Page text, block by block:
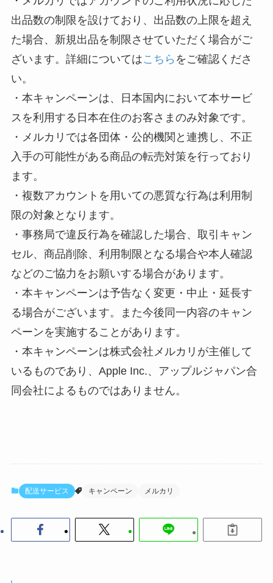
出品数の制限を設けており、出品数の上限を超え
た場合、新規出品を制限させていただく場合がご
ざいます。詳細についてはこちら をご確認くださ
い。
・本キャンペーンは、日本国内において本サービ
スを利用する日本在住のお客さまのみ対象です。
・メルカリでは各団体・公的機関と連携し、不正
入手の可能性がある商品の転売対策を行っており
ます。
・複数アカウントを用いての悪質な行為は利用制
限の対象となります。
・事務局で違反行為を確認した場合、取引キャン
セル、商品削除、利用制限となる場合や本人確認
などのご協力をお願いする場合があります。
・本キャンペーンは予告なく変更・中止・延長す
る場合がございます。また今後同一内容のキャン
ペーンを実施することがあります。
・本キャンペーンは株式会社メルカリが主催して
いるものであり、Apple Inc.、アップルジャパン合
同会社によるものではありません。
配送サービス キャンペーン メルカリ